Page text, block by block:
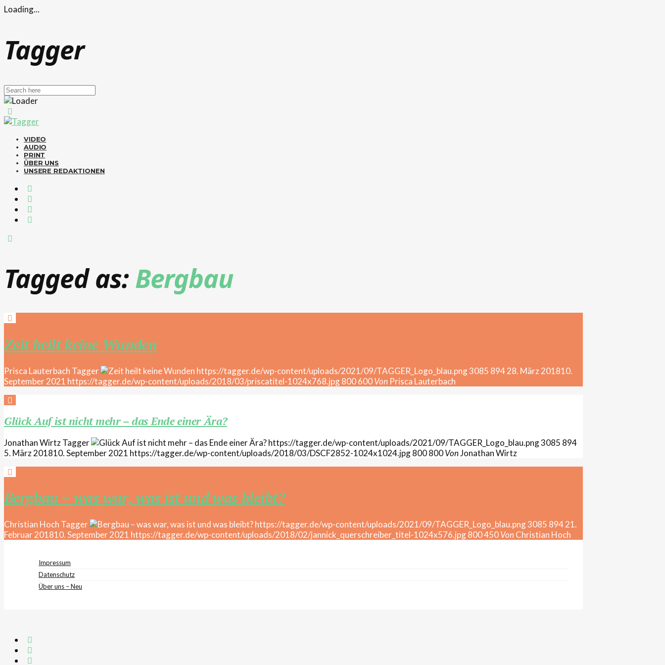
Loading...
Tagger
VIDEO
AUDIO
PRINT
ÜBER UNS
UNSERE REDAKTIONEN
Tagged as:Bergbau
Zeit heilt keine Wunden
Prisca Lauterbach Tagger https://tagger.de/wp-content/uploads/2021/09/TAGGER_Logo_blau.png3085 89428. März 201810.
September 2021 https://tagger.de/wp-content/uploads/2018/03/priscatitel-1024x768.jpg800600Von Prisca Lauterbach
Glück Auf ist nicht mehr – das Ende einer Ära?
Jonathan WirtzTagger https://tagger.de/wp-content/uploads/2021/09/TAGGER_Logo_blau.png3085 894
5. März 201810. September 2021 https://tagger.de/wp-content/uploads/2018/03/DSCF2852-1024x1024.jpg800800VonJonathan Wirtz
Bergbau – was war, was ist und was bleibt?
Christian Hoch Tagger https://tagger.de/wp-content/uploads/2021/09/TAGGER_Logo_blau.png3085 89421.
Februar 201810. September 2021 https://tagger.de/wp-content/uploads/2018/02/jannick_querschreiber_titel-1024x576.jpg800450Von Christian Hoch
Impressum
Datenschutz
Über uns – Neu